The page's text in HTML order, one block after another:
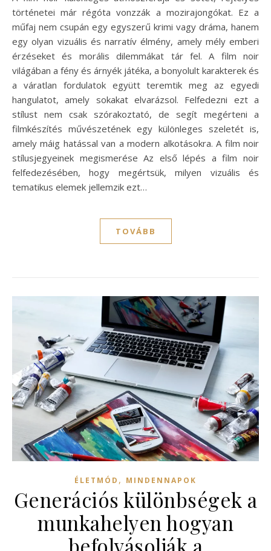
történetei már régóta vonzzák a mozirajongókat. Ez a
műfaj nem csupán egy egyszerű krimi vagy dráma, hanem
egy olyan vizuális és narratív élmény, amely mély emberi
érzéseket és morális dilemmákat tár fel. A film noir
világában a fény és árnyék játéka, a bonyolult karakterek és
a váratlan fordulatok együtt teremtik meg az egyedi
hangulatot, amely sokakat elvarázsol. Felfedezni ezt a
stílust nem csak szórakoztató, de segít megérteni a
filmkészítés művészetének egy különleges szeletét is,
amely máig hatással van a modern alkotásokra. A film noir
stílusjegyeinek megismerése Az első lépés a film noir
felfedezésében, hogy megértsük, milyen vizuális és
tematikus elemek jellemzik ezt…
TOVÁBB
ÉLETMÓD , MINDENNAPOK
Generációs különbségek a
munkahelyen hogyan
befolyásolják a